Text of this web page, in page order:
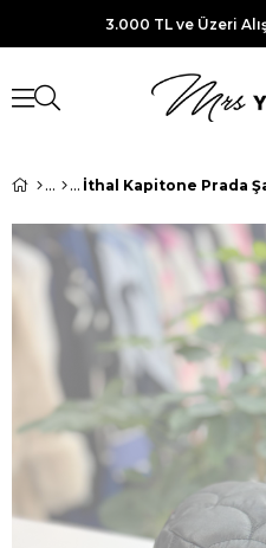
3.000 TL ve Üzeri
İthal Kapitone Prada